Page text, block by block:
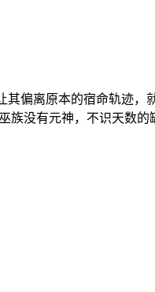
偏离原本的宿命轨迹，
族没有元神，不识天数的